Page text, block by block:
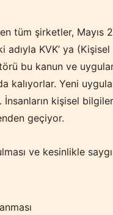
tüm şirketler, Mayıs
adıyla KVK’ ya
bu kanun ve
kalıyorlar. Yeni
kişisel
geçiyor.
ve kesinlikle